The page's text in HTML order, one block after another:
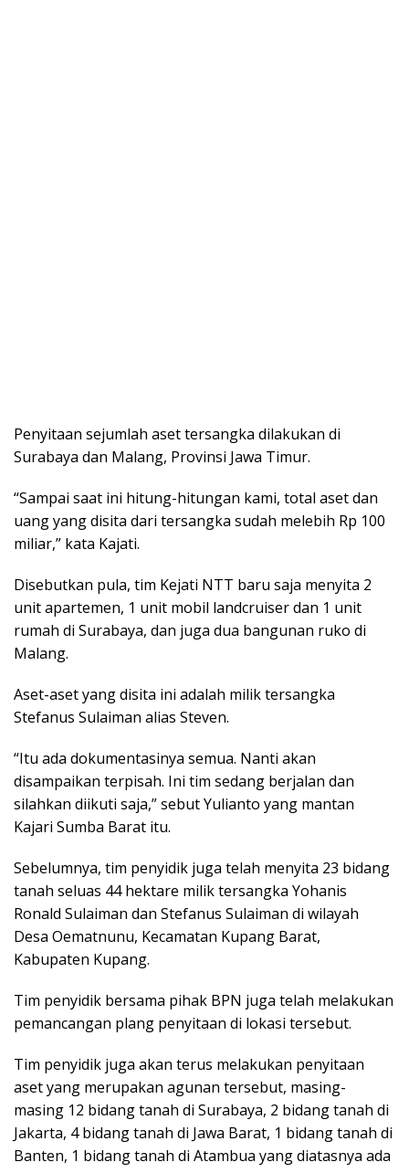
Penyitaan sejumlah aset tersangka dilakukan di
Surabaya dan Malang, Provinsi Jawa Timur.
“Sampai saat ini hitung-hitungan kami, total aset dan
uang yang disita dari tersangka sudah melebih Rp 100
miliar,” kata Kajati.
Disebutkan pula, tim Kejati NTT baru saja menyita 2
unit apartemen, 1 unit mobil landcruiser dan 1 unit
rumah di Surabaya, dan juga dua bangunan ruko di
Malang.
Aset-aset yang disita ini adalah milik tersangka
Stefanus Sulaiman alias Steven.
“Itu ada dokumentasinya semua. Nanti akan
disampaikan terpisah. Ini tim sedang berjalan dan
silahkan diikuti saja,” sebut Yulianto yang mantan
Kajari Sumba Barat itu.
Sebelumnya, tim penyidik juga telah menyita 23 bidang
tanah seluas 44 hektare milik tersangka Yohanis
Ronald Sulaiman dan Stefanus Sulaiman di wilayah
Desa Oematnunu, Kecamatan Kupang Barat,
Kabupaten Kupang.
Tim penyidik bersama pihak BPN juga telah melakukan
pemancangan plang penyitaan di lokasi tersebut.
Tim penyidik juga akan terus melakukan penyitaan
aset yang merupakan agunan tersebut, masing-
masing 12 bidang tanah di Surabaya, 2 bidang tanah di
Jakarta, 4 bidang tanah di Jawa Barat, 1 bidang tanah di
Banten, 1 bidang tanah di Atambua yang diatasnya ada